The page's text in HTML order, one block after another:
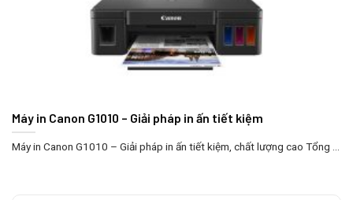
Máy in Canon G1010 – Giải pháp in ấn tiết kiệm
Máy in Canon G1010 – Giải pháp in ấn tiết kiệm, chất lượng cao Tổng ...